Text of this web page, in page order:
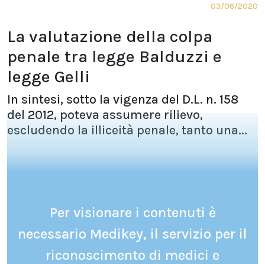
03/06/2020
La valutazione della colpa
penale tra legge Balduzzi e
legge Gelli
In sintesi, sotto la vigenza del D.L. n. 158
del 2012, poteva assumere rilievo,
escludendo la illiceità penale, tanto una...
Per visionare i contenuti è
necessario Medikey, il servizio per il
riconoscimento di medici e